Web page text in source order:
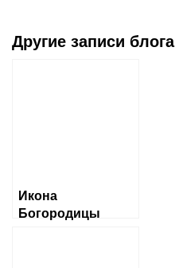
Другие записи блога
Икона
Богородицы